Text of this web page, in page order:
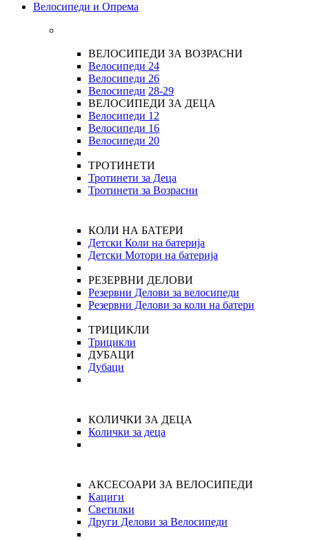
Велосипеди и Опрема
ВЕЛОСИПЕДИ ЗА ВОЗРАСНИ
Велосипеди 24
Велосипеди 26
Велосипеди 28-29
ВЕЛОСИПЕДИ ЗА ДЕЦА
Велосипеди 12
Велосипеди 16
Велосипеди 20
ТРОТИНЕТИ
Тротинети за Деца
Тротинети за Возрасни
КОЛИ НА БАТЕРИ
Детски Коли на батерија
Детски Мотори на батерија
РЕЗЕРВНИ ДЕЛОВИ
Резервни Делови за велосипеди
Резервни Делови за коли на батери
ТРИЦИКЛИ
Трицикли
ДУБАЦИ
Дубаци
КОЛИЧКИ ЗА ДЕЦА
Колички за деца
АКСЕСОАРИ ЗА ВЕЛОСИПЕДИ
Кациги
Светилки
Други Делови за Велосипеди